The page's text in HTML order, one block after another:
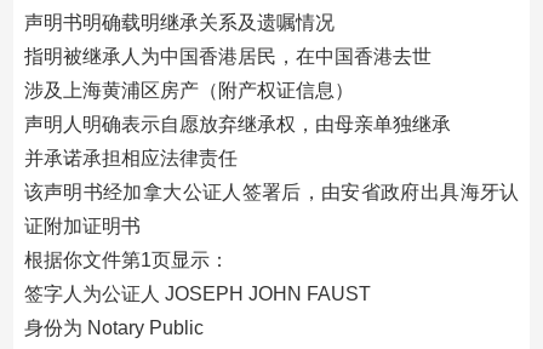
声明书明确载明继承关系及遗嘱情况
指明被继承人为中国香港居民，在中国香港去世
涉及上海黄浦区房产（附产权证信息）
声明人明确表示自愿放弃继承权，由母亲单独继承
并承诺承担相应法律责任
该声明书经加拿大公证人签署后，由安省政府出具海牙认
证附加证明书
根据你文件第1页显示：
签字人为公证人 JOSEPH JOHN FAUST
身份为 Notary Public